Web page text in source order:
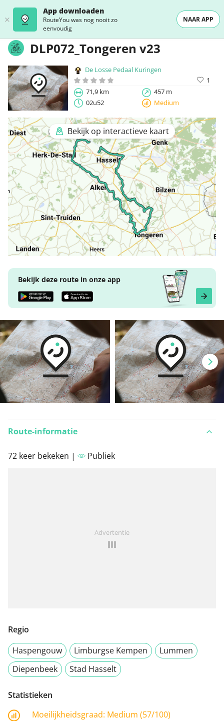
App downloaden
RouteYou was nog nooit zo
eenvoudig
NAAR APP
DLP072_Tongeren v23
De Losse Pedaal Kuringen
1
71,9 km
457 m
02u52
Medium
Bekijk op interactieve kaart
Bekijk deze route in onze app
Route-informatie
72 keer bekeken | Publiek
Advertentie
Regio
Haspengouw
Limburgse Kempen
Lummen
Diepenbeek
Stad Hasselt
Statistieken
Moeilijkheidsgraad: Medium (57/100)